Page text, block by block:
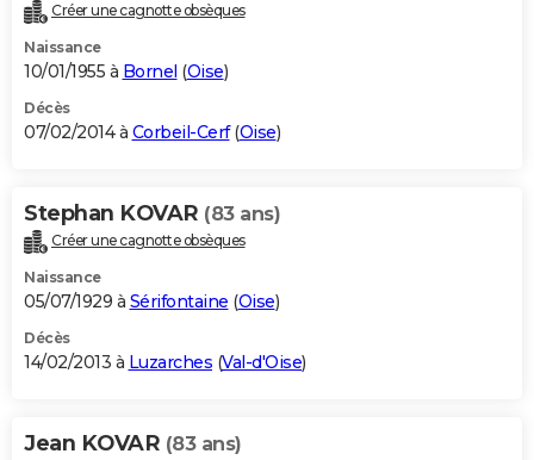
Créer une cagnotte obsèques
Naissance
10/01/1955 à Bornel (Oise)
Décès
07/02/2014 à Corbeil-Cerf(Oise)
Stephan KOVAR (83 ans)
Créer une cagnotte obsèques
Naissance
05/07/1929 à Sérifontaine (Oise)
Décès
14/02/2013 à Luzarches (Val-d'Oise)
Jean KOVAR (83 ans)